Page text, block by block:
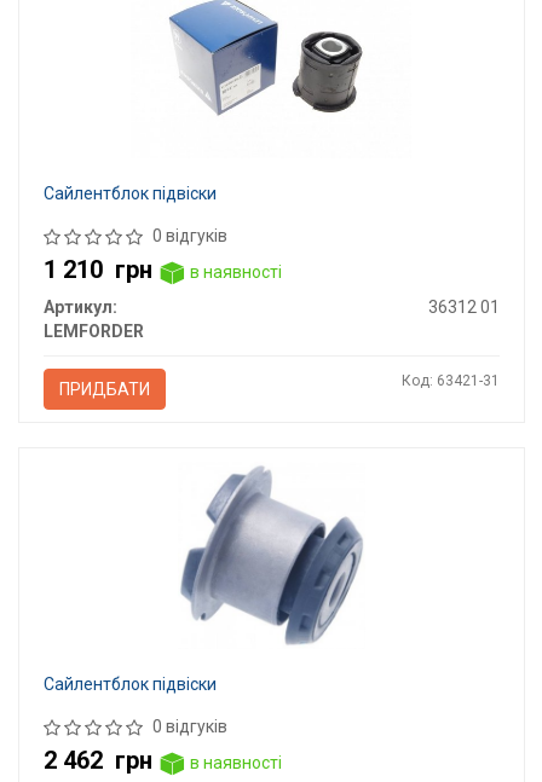
Сайлентблок підвіски
0 відгуків
1 210 грн
в наявності
Артикул:
36312 01
LEMFORDER
ПРИДБАТИ Код: 63421-31
Сайлентблок підвіски
0 відгуків
2 462 грн
в наявності